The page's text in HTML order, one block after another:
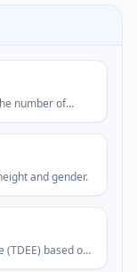
number of
and gender.
(TDEE) based on